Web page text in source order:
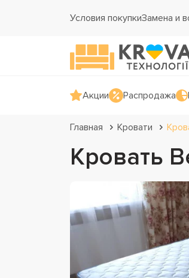
Условия покупкиЗамена и
Акции Распродажа
Главная Кровати
Кровать